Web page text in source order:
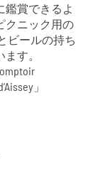
鑑賞できるよ
クニック用の
ビールの持ち
す。
」